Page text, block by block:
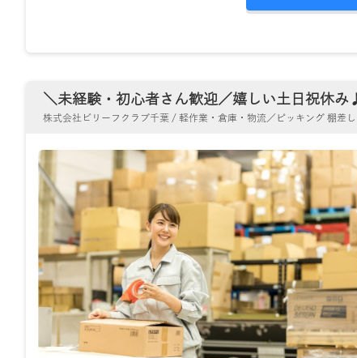
＼未経験・初心者さん歓迎／嬉しい土日祝休
株式会社ビリーフクラブ千葉 / 軽作業・倉庫・物流／ピッキング 棚差